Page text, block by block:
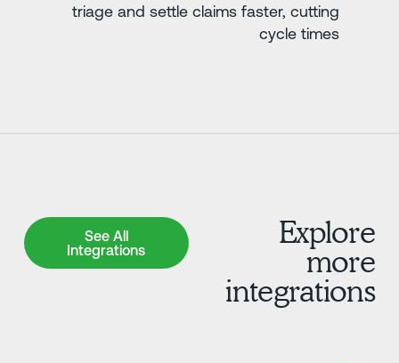
triage and settle claims faster, cutting
cycle times
See All
Integrations
See All Integrations